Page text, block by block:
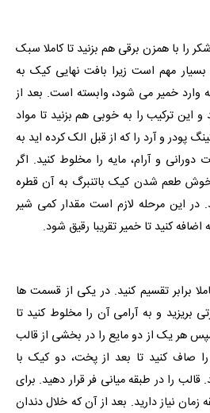
را با همزن برقی هم بزنید تا کاملا سبک
مهم است زیرا بافت نهایی کیک به
وارد خمیر می شود، وابسته است. بعد از
این ترکیب را به خوبی هم بزنید تا مواد
و آرد را که از قبل الک کرده اید به
دورانی و آرام، مایه را مخلوط کنید. اگر
خوش طعم شدن کیک باتنبرگ به آن قطره
در این مرحله لازم است مقدار کمی شیر
اضافه کنید تا خمیر تقریبا رقیق شود.
برابر تقسیم کنید. در یکی از قسمت ها
و به آرامی آن را مخلوط کنید تا
هر یک از دو مایع را در بخشی از قالب
صاف کنید تا بعد از پخت، دو کیک با
را در طبقه میانی فر قرار دهید. برای
به 25 تا 30 دقیقه زمان نیاز دارید. بعد از آن که خلال دندان